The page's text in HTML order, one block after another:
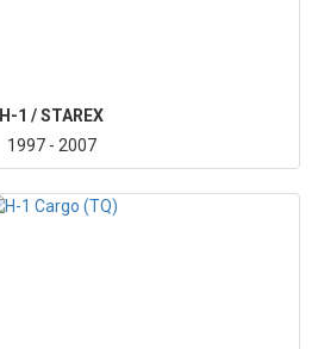
H-1 / STAREX
1997 - 2007